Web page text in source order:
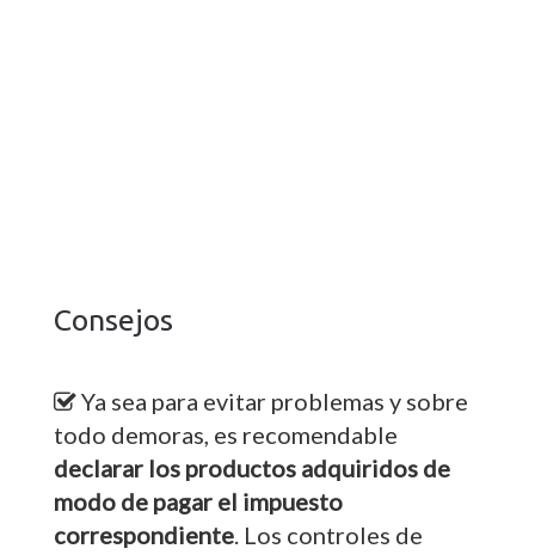
Consejos
Ya sea para evitar problemas y sobre
todo demoras, es recomendable
declarar los productos adquiridos de
modo de pagar el impuesto
correspondiente . Los controles de